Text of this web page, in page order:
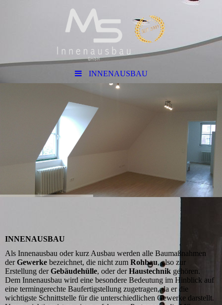
INNENAUSBAU
INNENAUSBAU
Als Innenausbau oder kurz Ausbau werden alle Baumaßnahmen
derGewerke bezeichnet, die nicht zum Rohbau, also zur
Erstellung derGebäudehülle, oder derHaustechnik gehören.
Dem Innenausbau wird eine besondere Bedeutung im Hinblick auf
eine termingerechte Baufertigstellung zugetragen, da er die
wichtigste Schnittstelle für die unterschiedlichen Gewerke darstellt.